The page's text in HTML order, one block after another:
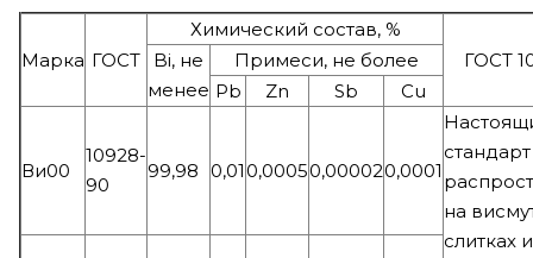
Марка ГОСТ
Химический состав, %
ГОСТ
Bi, не
менее
Примеси, не более
Pb
Zn Sb Cu
Ви00
10928-
90
99,98 0,010,00050,000020,0001
стандарт
на
слитках и